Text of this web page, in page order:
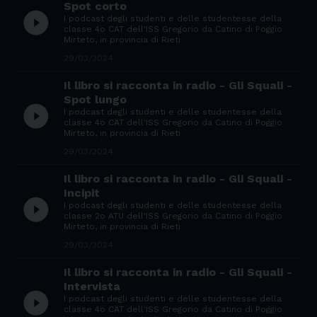
play_circle_filled
Spot corto
I podcast degli studenti e delle studentesse della
classe 4o CAT dell'ISS Gregorio da Catino di Poggio
Mirteto, in provincia di Rieti
play_circle_filled
Il libro si racconta in radio - Gli Squali -
Spot lungo
I podcast degli studenti e delle studentesse della
classe 4o CAT dell'ISS Gregorio da Catino di Poggio
Mirteto, in provincia di Rieti
play_circle_filled
Il libro si racconta in radio - Gli Squali -
Incipit
I podcast degli studenti e delle studentesse della
classe 2o ATU dell'ISS Gregorio da Catino di Poggio
Mirteto, in provincia di Rieti
play_circle_filled
Il libro si racconta in radio - Gli Squali -
Intervista
I podcast degli studenti e delle studentesse della
classe 4o CAT dell'ISS Gregorio da Catino di Poggio